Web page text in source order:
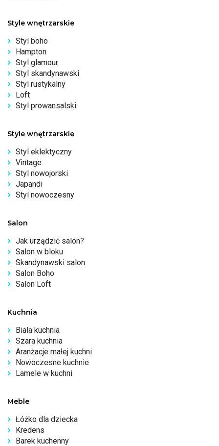
Style wnętrzarskie
Styl boho
Hampton
Styl glamour
Styl skandynawski
Styl rustykalny
Loft
Styl prowansalski
Style wnętrzarskie
Styl eklektyczny
Vintage
Styl nowojorski
Japandi
Styl nowoczesny
Salon
Jak urządzić salon?
Salon w bloku
Skandynawski salon
Salon Boho
Salon Loft
Kuchnia
Biała kuchnia
Szara kuchnia
Aranżacje małej kuchni
Nowoczesne kuchnie
Lamele w kuchni
Meble
Łóżko dla dziecka
Kredens
Barek kuchenny